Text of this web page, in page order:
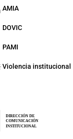
AMIA
DOVIC
PAMI
Violencia institucional
DIRECCIÓN DE
COMUNICACIÓN
INSTITUCIONAL